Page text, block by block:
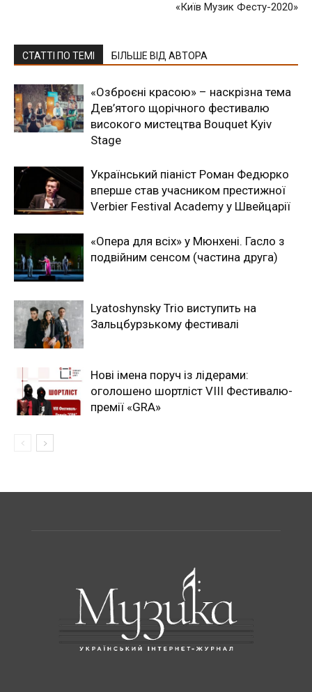
«Київ Музик Фесту-2020»
СТАТТІ ПО ТЕМІ БІЛЬШЕ ВІД АВТОРА
«Озброєні красою» – наскрізна тема
Дев’ятого щорічного фестивалю
високого мистецтва Bouquet Kyiv
Stage
Український піаніст Роман Федюрко
вперше став учасником престижної
Verbier Festival Academy у Швейцарії
«Опера для всіх» у Мюнхені. Гасло з
подвійним сенсом (частина друга)
Lyatoshynsky Trio виступить на
Зальцбурзькому фестивалі
Нові імена поруч із лідерами:
оголошено шортліст VIII Фестивалю-
премії «GRA»